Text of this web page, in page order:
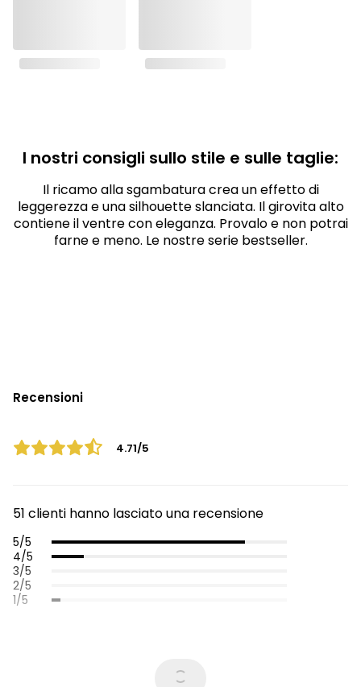
I nostri consigli sullo stile e sulle taglie:
Il ricamo alla sgambatura crea un effetto di
leggerezza e una silhouette slanciata. Il girovita alto
contiene il ventre con eleganza. Provalo e non potrai
farne e meno. Le nostre serie bestseller.
Recensioni
4.71/5
51 clienti hanno lasciato una recensione
5/5
4/5
3/5
2/5
1/5